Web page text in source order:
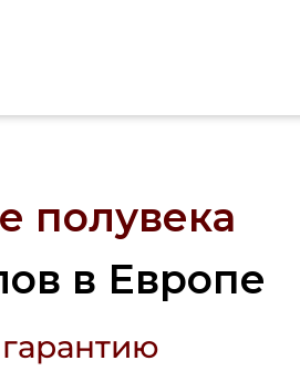
полувека
в Европе
гарантию